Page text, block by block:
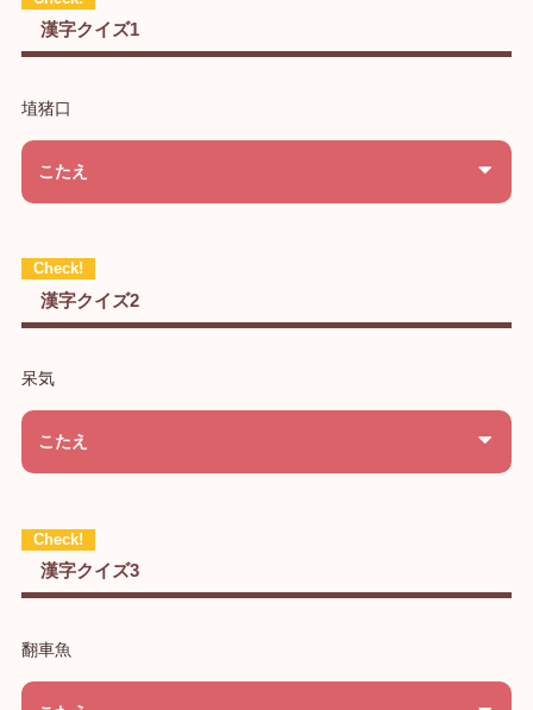
漢字クイズ1
埴猪口
こたえ
漢字クイズ2
呆気
こたえ
漢字クイズ3
翻車魚